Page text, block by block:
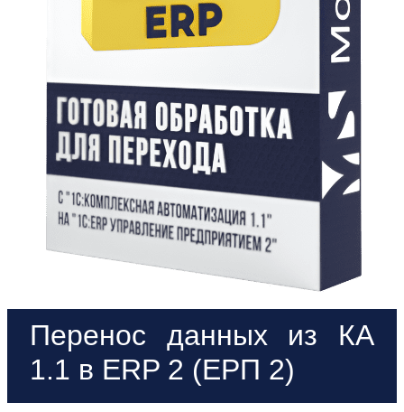
Перенос данных из КА
1.1 в ERP 2 (ЕРП 2)